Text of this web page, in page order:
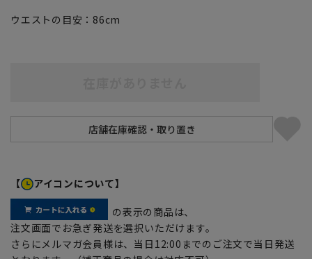
ウエストの目安： 86cm
【 アイコンについて】
の表示の商品は、
注文画面でお急ぎ発送を選択いただけます。
さらにメルマガ会員様は、当日12:00までのご注文で当日発送